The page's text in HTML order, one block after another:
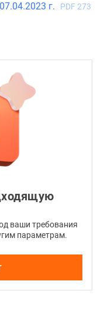
г.
PDF 273
ваши требования
параметрам.